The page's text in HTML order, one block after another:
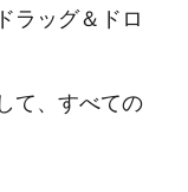
ラッグ＆ドロ
て、すべての